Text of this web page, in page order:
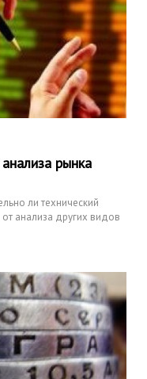
рынка
ли технический
анализа других видов